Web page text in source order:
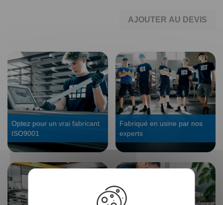
AJOUTER AU DEVIS
Optez pour un vrai fabricant
ISO9001
Fabriqué en usine par nos
experts